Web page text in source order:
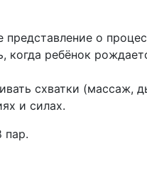
о
когда ребёнок
схватки (массаж,
и силах.
пар.